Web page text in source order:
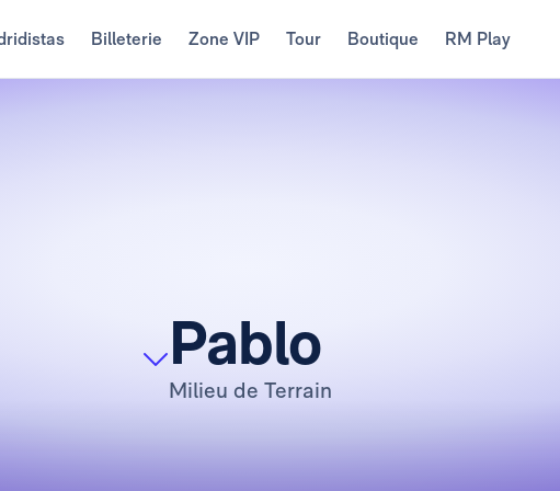
Billeterie Zone VIP Tour Boutique RM Play
Pablo
Milieu de Terrain